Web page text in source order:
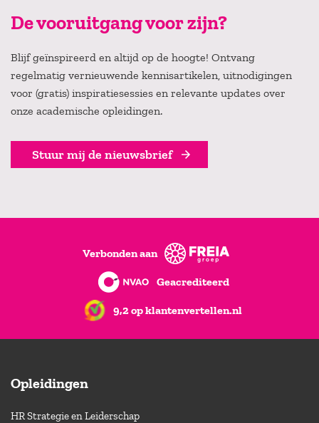
De vooruitgang voor zijn?
Blijf geïnspireerd en altijd op de hoogte! Ontvang
regelmatig vernieuwende kennisartikelen, uitnodigingen
voor (gratis) inspiratiesessies en relevante updates over
onze academische opleidingen.
Stuur mij de nieuwsbrief
Verbonden aan
Geacrediteerd
9,2 op klantenvertellen.nl
Opleidingen
HR Strategie en Leiderschap